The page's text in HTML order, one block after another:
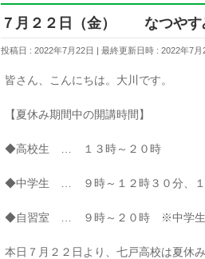
７月２２日（金） なつやす
投稿日 : 2022年7月22日 最終更新日時 : 2022年7月
皆さん、こんにちは。大川です。
【夏休み期間中の開講時間】
◆高校生 … １３時～２０時
◆中学生 … ９時～１２時３０分、１
◆自習室 … ９時～２０時 ※中学生
本日７月２２日より、七戸高校は夏休み